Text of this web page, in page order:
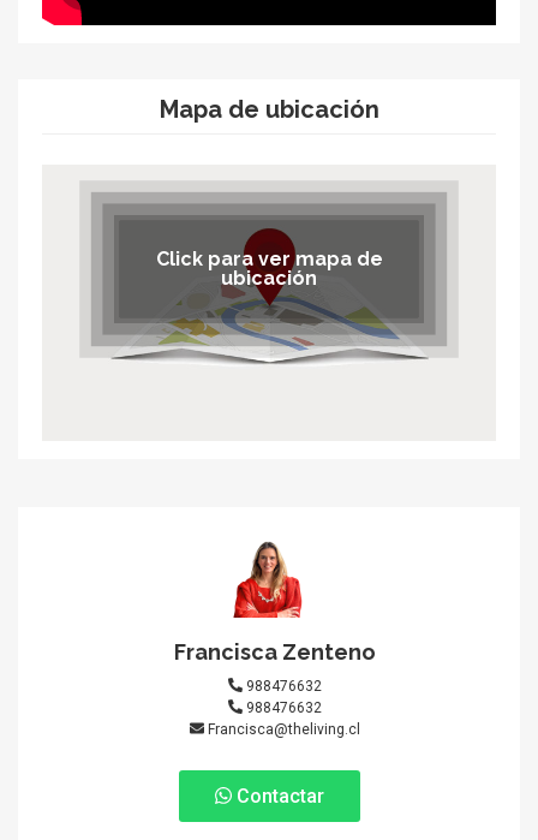
Mapa de ubicación
Click para ver mapa de
ubicación
Francisca Zenteno
988476632
988476632
Francisca@theliving.cl
Contactar